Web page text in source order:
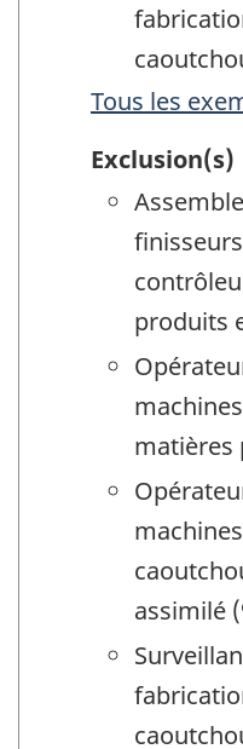
Tous les
Exclusion(s)
produits
matières
assimilé